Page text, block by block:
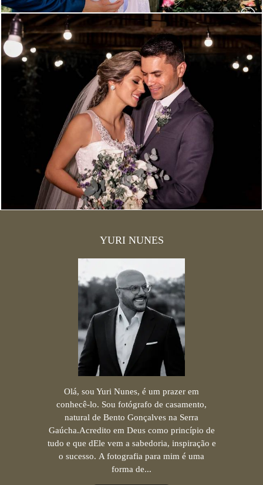
3739 8
YURI NUNES
Olá, sou Yuri Nunes, é um prazer em
conhecê-lo. Sou fotógrafo de casamento,
natural de Bento Gonçalves na Serra
Gaúcha.Acredito em Deus como princípio de
tudo e que dEle vem a sabedoria, inspiração e
o sucesso. A fotografia para mim é uma
forma de...